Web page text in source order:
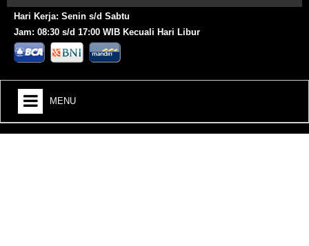
Hari Kerja: Senin s/d Sabtu
Jam: 08:30 s/d 17:00 WIB Kecuali Hari Libur
MENU